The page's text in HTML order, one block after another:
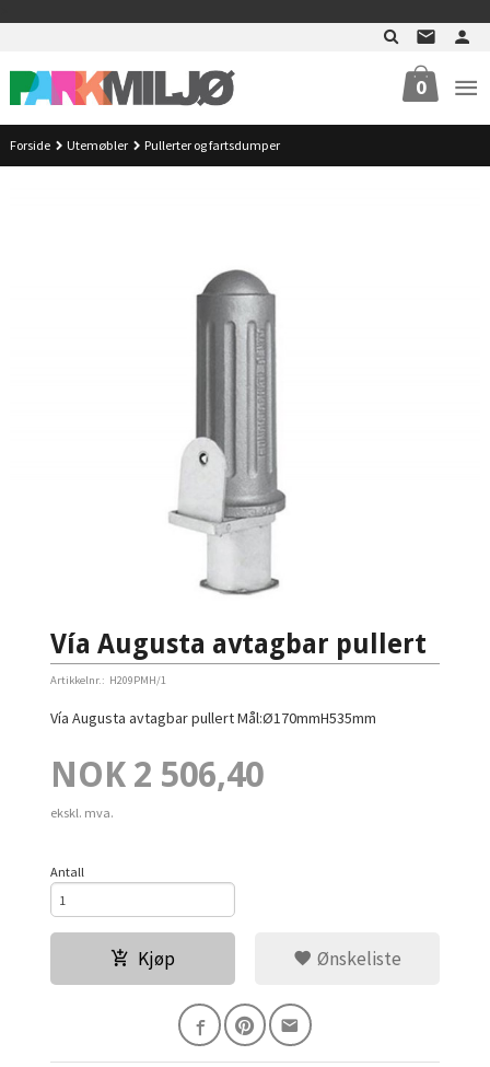
0
Forside Utemøbler Pullerter og fartsdumper
Vía Augusta avtagbar pullert
Artikkelnr.: H209PMH/1
Vía Augusta avtagbar pullert Mål:Ø170mmH535mm
Pris
NOK 2 506,40
ekskl. mva.
Antall
Kjøp Ønskeliste